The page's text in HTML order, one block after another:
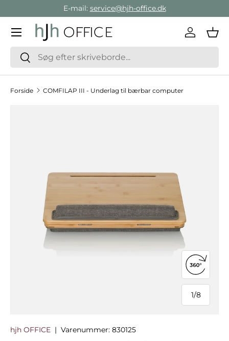
Gå direkte til indholdet
E-mail: service@hjh-office.dk
SøgSøg
Log ind
Menu
Forside COMFILAP III - Underlag til bærbar computer
1/
af
8
Åbn
hjh OFFICE | Varenummer: 830125